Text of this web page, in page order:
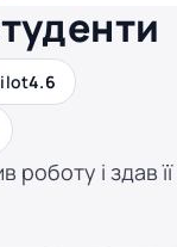
4.6
роботу і здав її